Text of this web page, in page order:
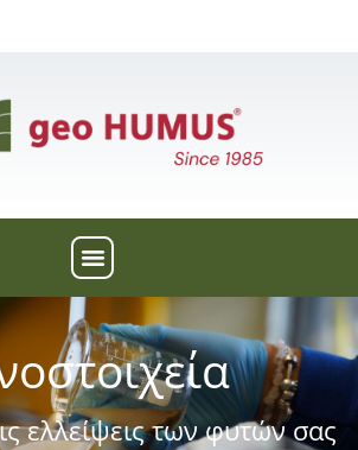
ελλείψεις των φυτών σας